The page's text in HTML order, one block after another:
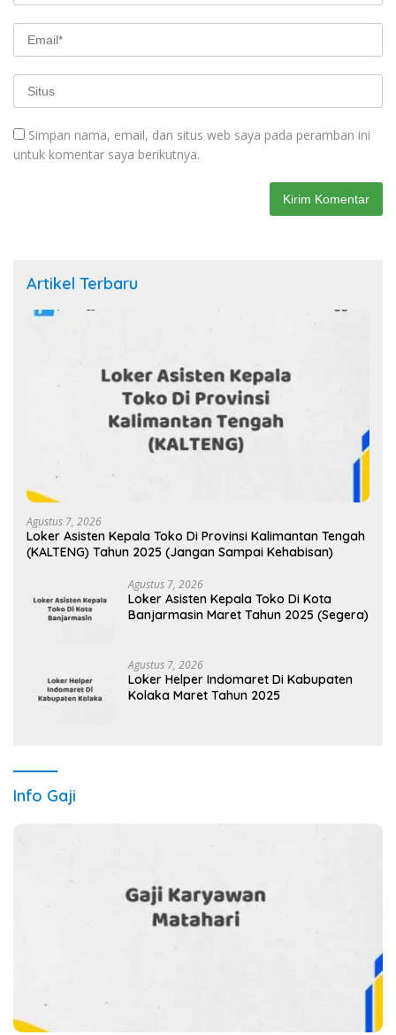
Simpan nama, email, dan situs web saya pada peramban ini
untuk komentar saya berikutnya.
Artikel Terbaru
Agustus 7, 2026
Loker Asisten Kepala Toko Di Provinsi Kalimantan Tengah
(KALTENG) Tahun 2025 (Jangan Sampai Kehabisan)
Agustus 7, 2026
Loker Asisten Kepala Toko Di Kota
Banjarmasin Maret Tahun 2025 (Segera)
Agustus 7, 2026
Loker Helper Indomaret Di Kabupaten
Kolaka Maret Tahun 2025
Info Gaji